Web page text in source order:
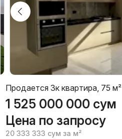
Продается 3к квартира, 75 м²
1 525 000 000 сум
Цена по запросу
20 333 333 сум за м²